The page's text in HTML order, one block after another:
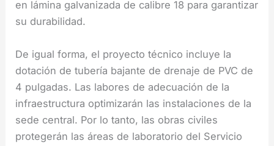
en lámina galvanizada de calibre 18 para garantizar
su durabilidad.
De igual forma, el proyecto técnico incluye la
dotación de tubería bajante de drenaje de PVC de
4 pulgadas. Las labores de adecuación de la
infraestructura optimizarán las instalaciones de la
sede central. Por lo tanto, las obras civiles
protegerán las áreas de laboratorio del Servicio